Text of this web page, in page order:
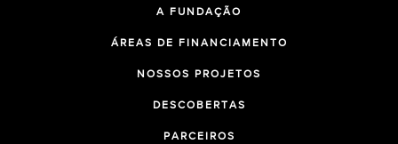
A FUNDAÇÃO
ÁREAS DE FINANCIAMENTO
NOSSOS PROJETOS
DESCOBERTAS
PARCEIROS